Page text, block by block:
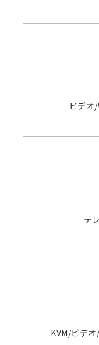
ビデオ
テ
KVM/ビデ